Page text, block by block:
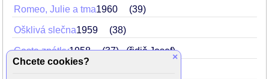
Romeo, Julie a tma1960 39
Ošklivá slečna1959 38
Cesta zpátky1958 37 (řidič Josef)
×
Chcete cookies?